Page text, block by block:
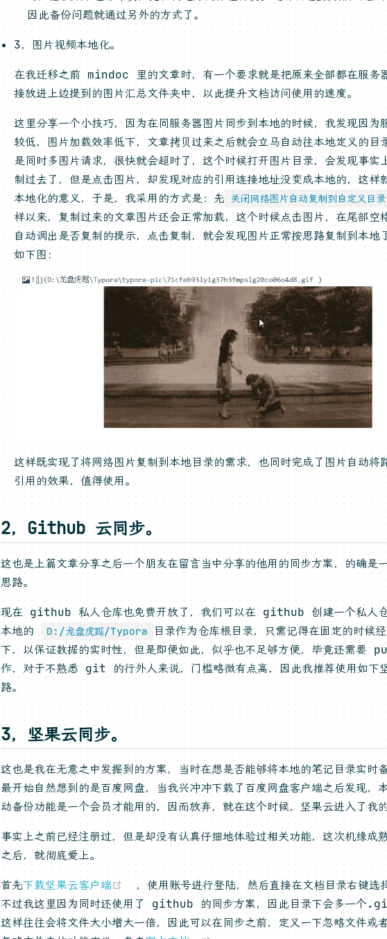
因此备份问题就通过另外的方式了。
3，图片视频本地化。
在我迁移之前 mindoc 里的文章时，有一个要求就是把原来全部都在服务
接放进上边提到的图片汇总文件夹中，以此提升文档访问使用的速度。
这里分享一个小技巧，因为在同服务器图片同步到本地的时候，我发现因为
较低，图片加载效率低下，文章拷贝过来之后就会立马自动往本地定义的目
是同时多图片请求，很快就会超时了，这个时候打开图片目录，会发现事实
制过去了，但是点击图片，却发现对应的引用连接地址没变成本地的，这样
本地化的意义，于是，我采用的方式是：先
关闭网络图片自动复制到自定义目录
样以来，复制过来的文章图片还会正常加载，这个时候点击图片，在尾部空
自动调出是否复制的提示，点击复制，就会发现图片正常按思路复制到本地
如下图：
这样既实现了将网络图片复制到本地目录的需求，也同时完成了图片自动将
引用的效果，值得使用。
2，Github 云同步。
这也是上篇文章分享之后一个朋友在留言当中分享的他用的同步方案，的确是
思路。
现在 github 私人仓库也免费开放了，我们可以在 github 创建一个私人
本地的
D:/龙盘虎踞/Typora
目录作为仓库根目录，只需记得在固定的时
下，以保证数据的实时性，但是即便如此，似乎也不足够方便，毕竟还需要
作，对于不熟悉 git 的行外人来说，门槛略微有点高，因此我推荐使用如下
路。
3，坚果云同步。
这也是我在无意之中发掘到的方案，当时在想是否能够将本地的笔记目录实时备
最开始自然想到的是百度网盘，当我兴冲冲下载了百度网盘客户端之后发现，
动备份功能是一个会员才能用的，因而放弃，就在这个时候，坚果云进入了我的
事实上之前已经注册过，但是却没有认真仔细地体验过相关功能，这次机缘成
之后，就彻底爱上。
首先下载坚果云客户端 (opens new window)
，使用账号进行登陆，然后直接在文档目录右键选
不过我这里因为同时还使用了 github 的同步方案，因此目录下会多一个
这样往往会将文件大小增大一倍，因此可以在同步之前，定义一下忽略文件或